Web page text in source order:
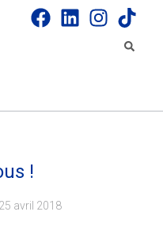
!
25 avril 2018